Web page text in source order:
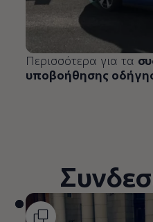
Περισσότερα για τα
υποβοήθησης